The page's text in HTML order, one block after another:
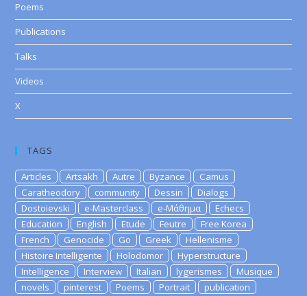
Poems
Publications
Talks
Videos
X
TAGS
Articles Artsakh Autre Byzance
Camus
Caratheodory
community Dessin
Dialogs
Dostoievski
e-Masterclass e-Μάθημα
Echecs
Education
English Etude Feutre
Free Korea
French
Genocide Go Greek
Hellenisme
Histoire Intelligente
Holodomor
Hyperstructure
Intelligence
Interview Italian lygerismes
Musique
novels
pinterest Poems Portrait
publication